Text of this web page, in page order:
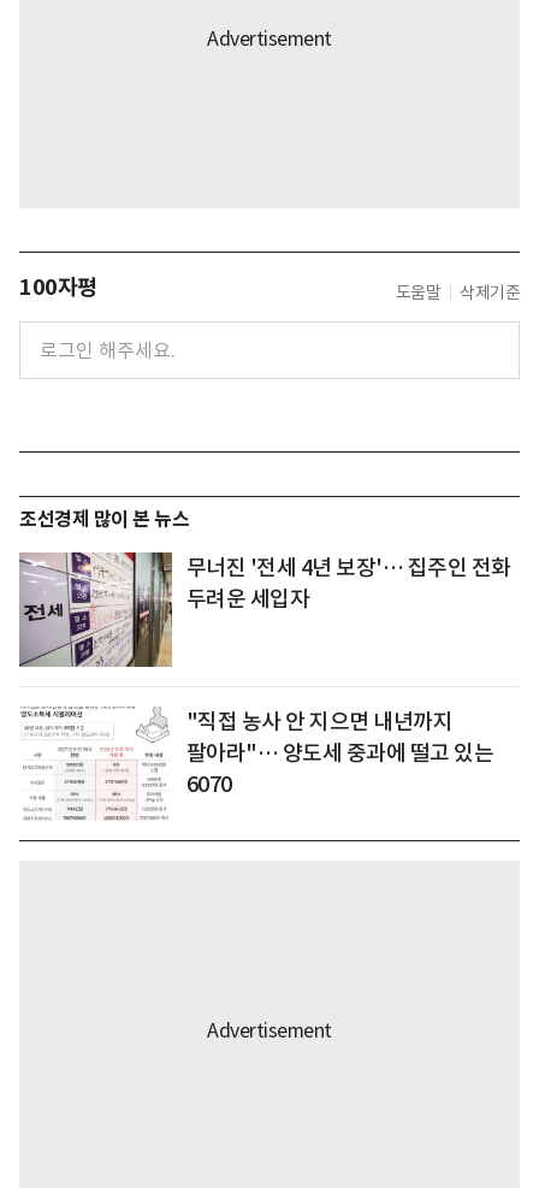
100자평 도움말 삭제기준
조선경제 많이 본 뉴스
무너진 '전세 4년 보장'… 집주인 전화
두려운 세입자
"직접 농사 안 지으면 내년까지
팔아라"… 양도세 중과에 떨고 있는
6070